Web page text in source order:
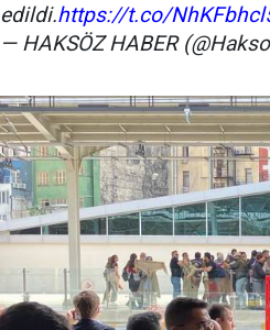
edildi.https://t.co/
— HAKSÖZ HABER